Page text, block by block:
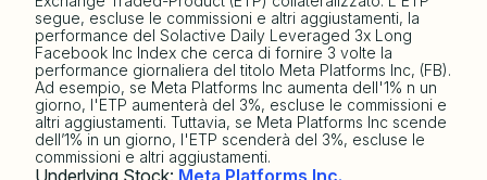
segue, escluse le commissioni e altri aggiustamenti, la
performance del Solactive Daily Leveraged 3x Long
Facebook Inc Index che cerca di fornire 3 volte la
performance giornaliera del titolo Meta Platforms Inc, (FB).
Ad esempio, se Meta Platforms Inc aumenta dell'1% n un
giorno, l'ETP aumenterà del 3%, escluse le commissioni e
altri aggiustamenti. Tuttavia, se Meta Platforms Inc scende
dell’1% in un giorno, l'ETP scenderà del 3%, escluse le
commissioni e altri aggiustamenti.
Underlying Stock: Meta Platforms Inc.